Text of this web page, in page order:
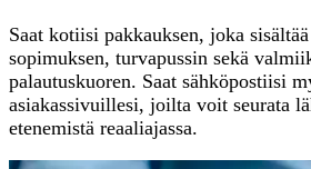
Saat kotiisi pakkauksen, joka
sopimuksen, turvapussin sekä
palautuskuoren. Saat sähköpostiisi
asiakassivuillesi, joilta voit seurata
etenemistä reaaliajassa.